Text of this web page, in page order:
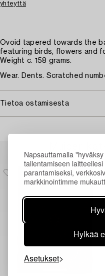
Napsauttamalla
tallentamiseen
parantamiseksi,
markkinointimme
Hylkää
Asetukset
yhteyttä
Ovoid tapered towards the
featuring birds, flowers and
Weight c. 158 grams.
Wear. Dents. Scratched
Tietoa ostamisesta